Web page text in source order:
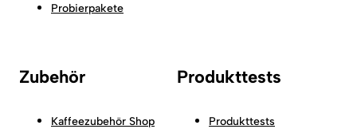
Probierpakete
Zubehör
Kaffeezubehör Shop
Produkttests
Produkttests